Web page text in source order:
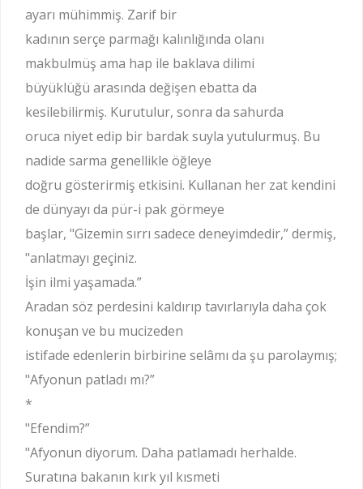
ayarı mühimmiş. Zarif bir
kadının serçe parmağı kalınlığında olanı
makbulmüş ama hap ile baklava dilimi
büyüklüğü arasında değişen ebatta da
kesilebilirmiş. Kurutulur, sonra da sahurda
oruca niyet edip bir bardak suyla yutulurmuş. Bu
nadide sarma genellikle öğleye
doğru gösterirmiş etkisini. Kullanan her zat kendini
de dünyayı da pür-i pak görmeye
başlar, "Gizemin sırrı sadece deneyimdedir,” dermiş,
"anlatmayı geçiniz.
İşin ilmi yaşamada.”
Aradan söz perdesini kaldırıp tavırlarıyla daha çok
konuşan ve bu mucizeden
istifade edenlerin birbirine selâmı da şu parolaymış;
"Afyonun patladı mı?”
*
"Efendim?”
"Afyonun diyorum. Daha patlamadı herhalde.
Suratına bakanın kırk yıl kısmeti